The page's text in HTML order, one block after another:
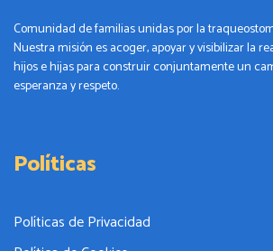
Comunidad de familias unidas por la
Nuestra misión es acoger, apoyar y visibilizar la
hijos e hijas para construir conjuntamente un
esperanza y respeto.
Políticas
Políticas de Privacidad